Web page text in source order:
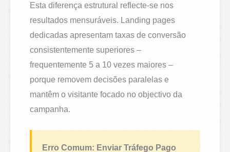
Esta diferença estrutural reflecte-se nos
resultados mensuráveis. Landing pages
dedicadas apresentam taxas de conversão
consistentemente superiores –
frequentemente 5 a 10 vezes maiores –
porque removem decisões paralelas e
mantêm o visitante focado no objectivo da
campanha.
Erro Comum: Enviar Tráfego Pago